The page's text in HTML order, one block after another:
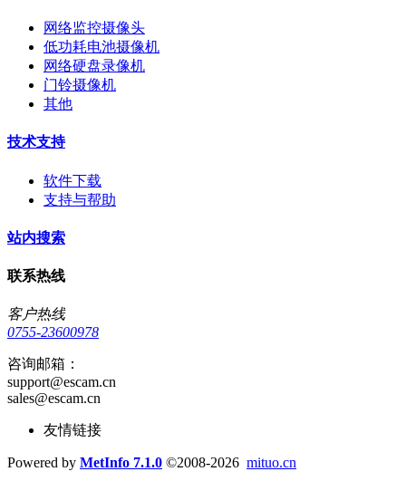
网络监控摄像头
低功耗电池摄像机
网络硬盘录像机
门铃摄像机
其他
技术支持
软件下载
支持与帮助
站内搜索
联系热线
客户热线
0755-23600978
咨询邮箱：
support@escam.cn
sales@escam.cn
友情链接
Powered by MetInfo 7.1.0 ©2008-2026 mituo.cn